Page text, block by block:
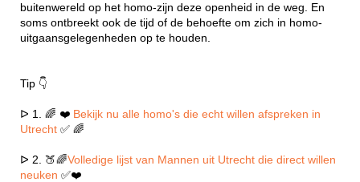
buitenwereld op het homo-zijn deze openheid in de weg. En
soms ontbreekt ook de tijd of de behoefte om zich in homo-
uitgaansgelegenheden op te houden.
Tip 👇
ᐅ 1. 🌈 ❤️ Bekijk nu alle homo's die echt willen afspreken in
Utrecht ✅ 🌈
ᐅ 2. 🍑🌈Volledige lijst van Mannen uit Utrecht die direct willen
neuken ✅❤️